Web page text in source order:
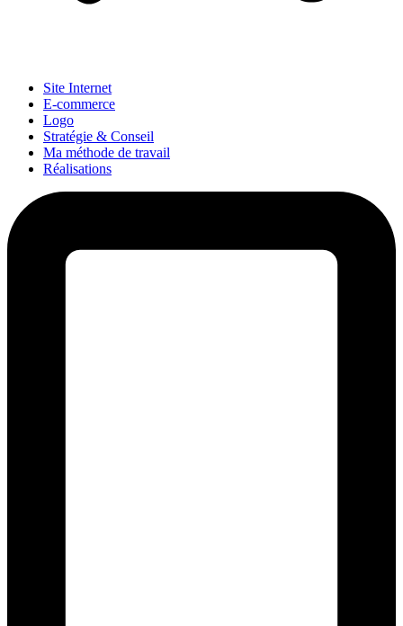
Site Internet
E-commerce
Logo
Stratégie & Conseil
Ma méthode de travail
Réalisations